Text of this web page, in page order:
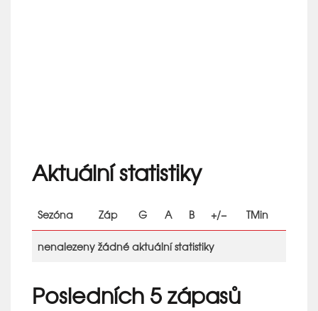
Aktuální statistiky
Sezóna Záp G A B +/− TMin
nenalezeny žádné aktuální statistiky
Posledních 5 zápasů